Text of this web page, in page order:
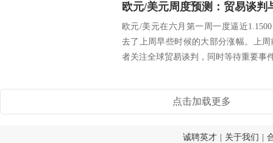
欧元/美元周度预测：贸易谈判
欧元/美元在六月第一周一度逼近
去了上周早些时候的大部分涨幅。上
者关注全球贸易谈判，同时等待重要事
点击加载更多
诚聘英才 关于我们